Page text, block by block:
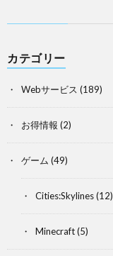
カテゴリー
Webサービス (189)
お得情報 (2)
ゲーム (49)
Cities:Skylines(12)
Minecraft(5)